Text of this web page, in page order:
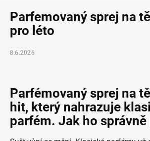
Parfemovaný sprej na
pro léto
8.6.2026
Parfémovaný sprej na
hit, který nahrazuje
parfém. Jak ho